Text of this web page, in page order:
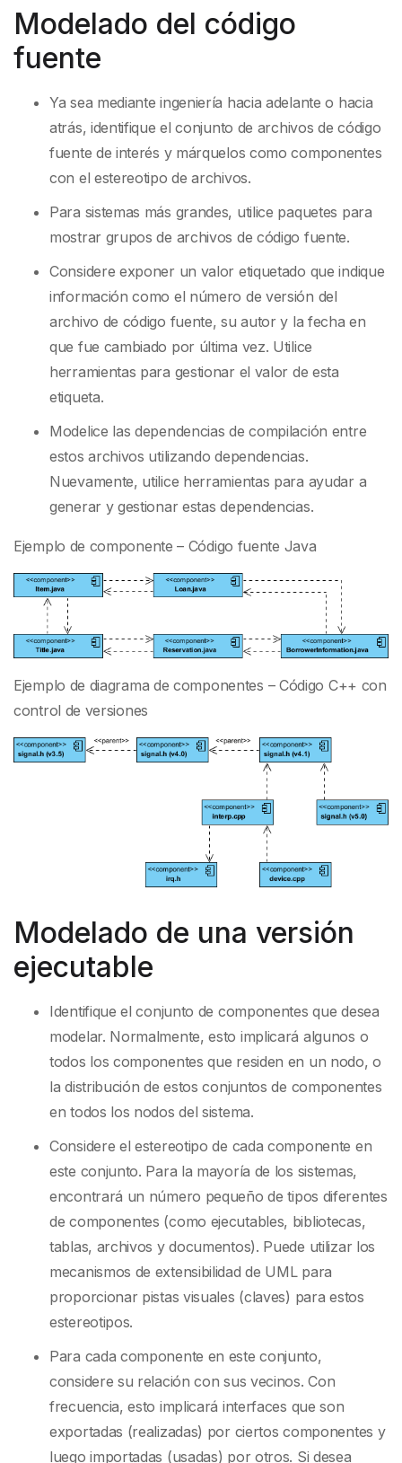
Modelado del código
fuente
Ya sea mediante ingeniería hacia adelante o hacia
atrás, identifique el conjunto de archivos de código
fuente de interés y márquelos como componentes
con el estereotipo de archivos.
Para sistemas más grandes, utilice paquetes para
mostrar grupos de archivos de código fuente.
Considere exponer un valor etiquetado que indique
información como el número de versión del
archivo de código fuente, su autor y la fecha en
que fue cambiado por última vez. Utilice
herramientas para gestionar el valor de esta
etiqueta.
Modelice las dependencias de compilación entre
estos archivos utilizando dependencias.
Nuevamente, utilice herramientas para ayudar a
generar y gestionar estas dependencias.
Ejemplo de componente – Código fuente Java
Ejemplo de diagrama de componentes – Código C++ con
control de versiones
Modelado de una versión
ejecutable
Identifique el conjunto de componentes que desea
modelar. Normalmente, esto implicará algunos o
todos los componentes que residen en un nodo, o
la distribución de estos conjuntos de componentes
en todos los nodos del sistema.
Considere el estereotipo de cada componente en
este conjunto. Para la mayoría de los sistemas,
encontrará un número pequeño de tipos diferentes
de componentes (como ejecutables, bibliotecas,
tablas, archivos y documentos). Puede utilizar los
mecanismos de extensibilidad de UML para
proporcionar pistas visuales (claves) para estos
estereotipos.
Para cada componente en este conjunto,
considere su relación con sus vecinos. Con
frecuencia, esto implicará interfaces que son
exportadas (realizadas) por ciertos componentes y
luego importadas (usadas) por otros. Si desea